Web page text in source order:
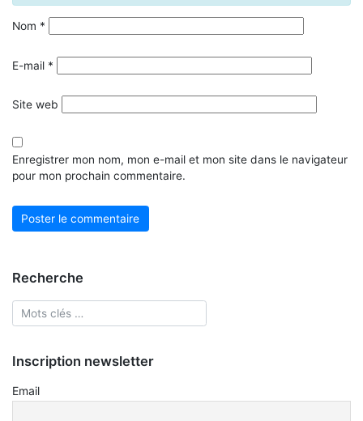
Nom *
E-mail *
Site web
Enregistrer mon nom, mon e-mail et mon site dans le navigateur
pour mon prochain commentaire.
Recherche
Inscription newsletter
Email